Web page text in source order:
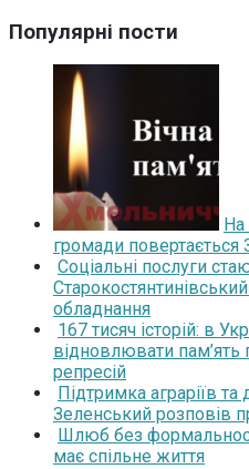
Популярні пости
громади повертається
Соціальні послуги
обладнання
167 тисяч історій: в
відновлювати пам’ять
репресій
Підтримка аграріїв
Зеленський розповів
Шлюб без
має спільне життя